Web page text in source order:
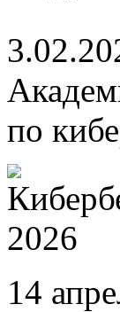
по
14